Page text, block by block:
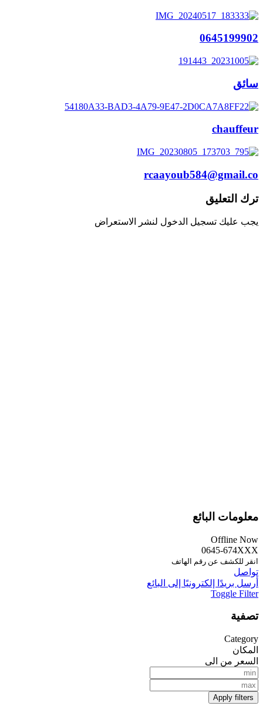
0645199902
سائق
chauffeur
rcaayoub584@gmail.co
ترك التعليق
يجب عليك تسجيل الدخول لنشر الاستعراض
معلومات البائع
Offline Now
0645-674XXX
انقر للكشف عن رقم الهاتف
تواصل
أرسل بريدًا إلكترونيًا إلى البائع
Toggle Filter
تصفية
Category
المكان
السعر من الى
Apply filters